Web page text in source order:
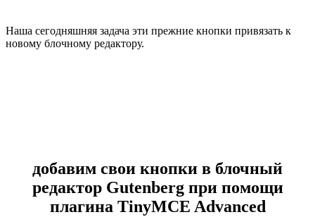
Наша сегодняшняя задача эти прежние кнопки привязать к
новому блочному редактору.
добавим свои кнопки в блочный
редактор Gutenberg при помощи
плагина TinyMCE Advanced